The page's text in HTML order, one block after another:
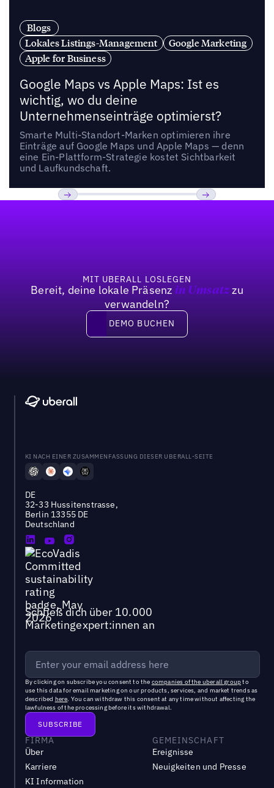
Blogs
Lokales Listings-Management
Google Marketing
Apple for Business
Google Maps vs Apple Maps: Ist es
wichtig, wo du deine
Unternehmenseinträge optimierst?
Smarte Multi-Standort-Marken optimieren ihre
Einträge auf Google Maps und Apple Maps — denn
eine Ein-Plattform-Strategie kostet Sichtbarkeit
und Laufkundschaft.
MIT UBERALL LOSLEGEN
Bereit, deine lokale Präsenz in Umsatzzu
verwandeln?
DEMO BUCHEN
DEMO BUCHEN
KI NACH EINER ZUSAMMENFASSUNG DIESER UBERALL-SEITE
DE
32-33 Hussitenstrasse,
Berlin 13355 DE
Deutschland
Schließ dich über 10.000
Marketingexpert:innen an
By clicking on subscribe you consent to the companies of the uberall groupto
use this data for email marketing on our products, services, and market trends as
described here. You can withdraw this consent at any time without affecting the
lawfulness of the processing before its withdrawal.
FIRMA
Über
Karriere
KI Information
GEMEINSCHAFT
Ereignisse
Neuigkeiten und Presse